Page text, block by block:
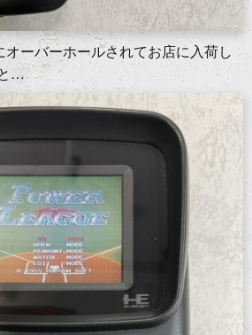
オーバーホールされてお店に入荷し
…